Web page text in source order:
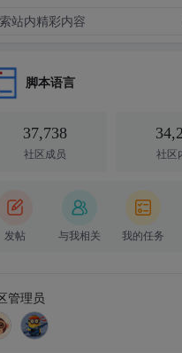
脚本语言
37,738
社区成员 社区
发帖 与我相关 我的任务
管理员